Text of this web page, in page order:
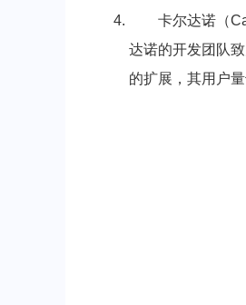
卡尔达诺（
达诺的开发团队
的扩展，其用户